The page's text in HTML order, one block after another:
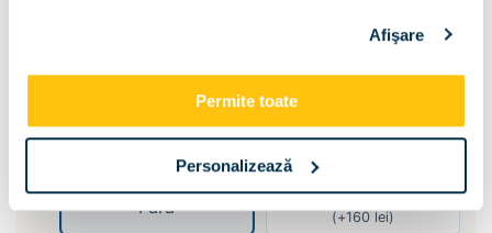
Afişare
Permite toate
Personalizează
Buton Crom 4
Maner Negru 4
Fara Kit Oglinda 4buc
(+160lei)